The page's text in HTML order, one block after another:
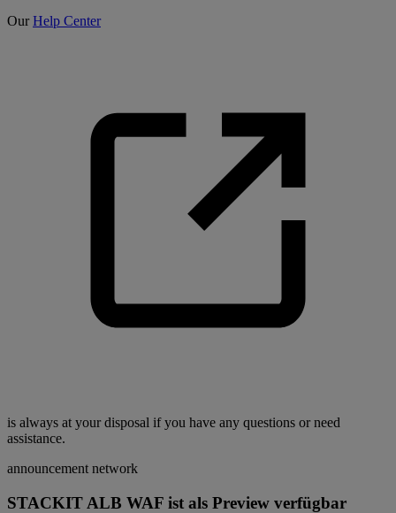
OurHelp Center
is always at your disposal if you have any questions or need
assistance.
announcement network
STACKIT ALB WAF ist als Preview verfügbar